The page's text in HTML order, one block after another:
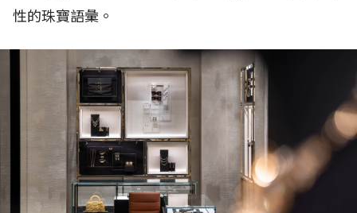
性的珠寶語彙。